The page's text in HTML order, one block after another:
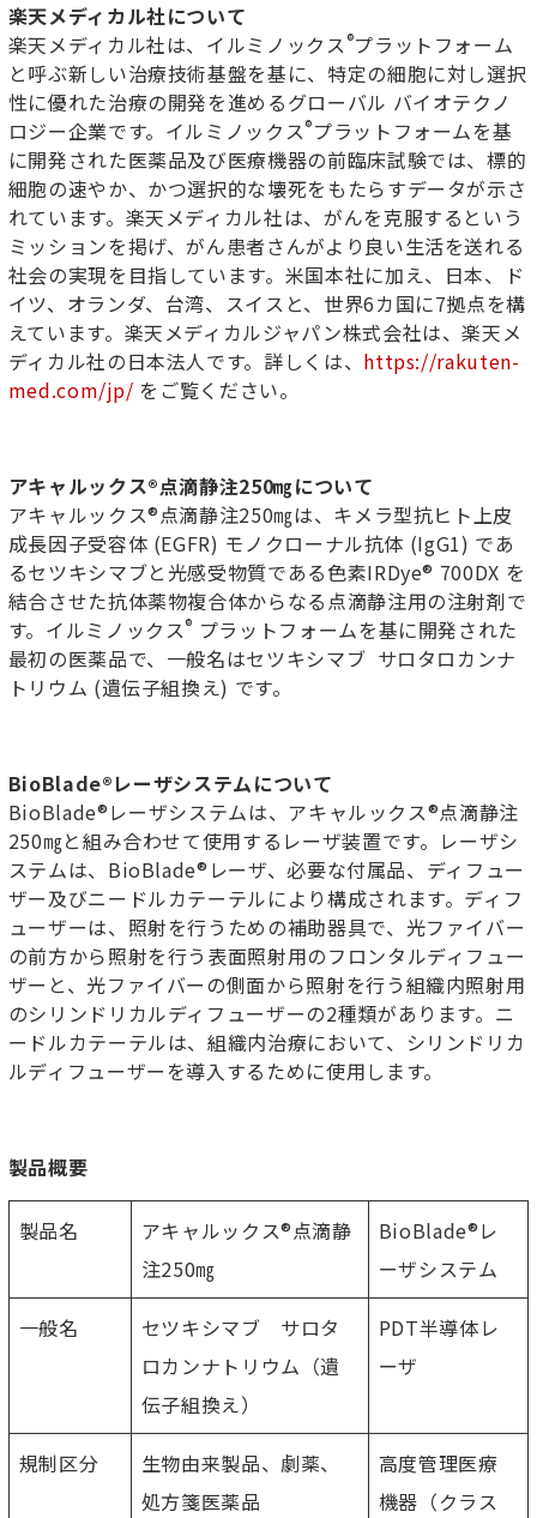
楽天メディカル社について
楽天メディカル社は、イルミノックス®プラットフォーム
と呼ぶ新しい治療技術基盤を基に、特定の細胞に対し選択
性に優れた治療の開発を進めるグローバル バイオテクノ
ロジー企業です。イルミノックス®プラットフォームを基
に開発された医薬品及び医療機器の前臨床試験では、標的
細胞の速やか、かつ選択的な壊死をもたらすデータが示さ
れています。楽天メディカル社は、がんを克服するという
ミッションを掲げ、がん患者さんがより良い生活を送れる
社会の実現を目指しています。米国本社に加え、日本、ド
イツ、オランダ、台湾、スイスと、世界6カ国に7拠点を構
えています。楽天メディカルジャパン株式会社は、楽天メ
ディカル社の日本法人です。詳しくは、 https://rakuten-
med.com/jp/ をご覧ください。
アキャルックス®点滴静注250㎎について
アキャルックス®点滴静注250㎎は、キメラ型抗ヒト上皮
成長因子受容体 (EGFR) モノクローナル抗体 (IgG1) であ
るセツキシマブと光感受物質である色素IRDye® 700DX を
結合させた抗体薬物複合体からなる点滴静注用の注射剤で
す。イルミノックス® プラットフォームを基に開発された
最初の医薬品で、一般名はセツキシマブ サロタロカンナ
トリウム (遺伝子組換え) です。
BioBlade®レーザシステムについて
BioBlade®レーザシステムは、アキャルックス®点滴静注
250㎎と組み合わせて使用するレーザ装置です。レーザシ
ステムは、BioBlade®レーザ、必要な付属品、ディフュー
ザー及びニードルカテーテルにより構成されます。ディフ
ューザーは、照射を行うための補助器具で、光ファイバー
の前方から照射を行う表面照射用のフロンタルディフュー
ザーと、光ファイバーの側面から照射を行う組織内照射用
のシリンドリカルディフューザーの2種類があります。ニ
ードルカテーテルは、組織内治療において、シリンドリカ
ルディフューザーを導入するために使用します。
製品概要
製品名
アキャルックス®点滴静
注250㎎
BioBlade®レ
ーザシステム
一般名
セツキシマブ サロタ
ロカンナトリウム（遺
伝子組換え）
PDT半導体レ
ーザ
規制区分
生物由来製品、劇薬、
処方箋医薬品
高度管理医療
機器（クラス